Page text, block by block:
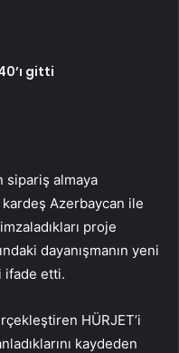
gitti
sipariş almaya
kardeş Azerbaycan ile
proje
dayanışmanın yeni
ifade etti.
HÜRJET’i
kaydeden